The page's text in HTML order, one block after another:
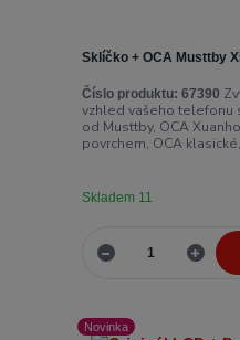
Sklíčko + OCA Musttby
Číslo produktu: 67390
vzhled vašeho telefonu
od Musttby, OCA
povrchem, OCA
Skladem 11
Novinka